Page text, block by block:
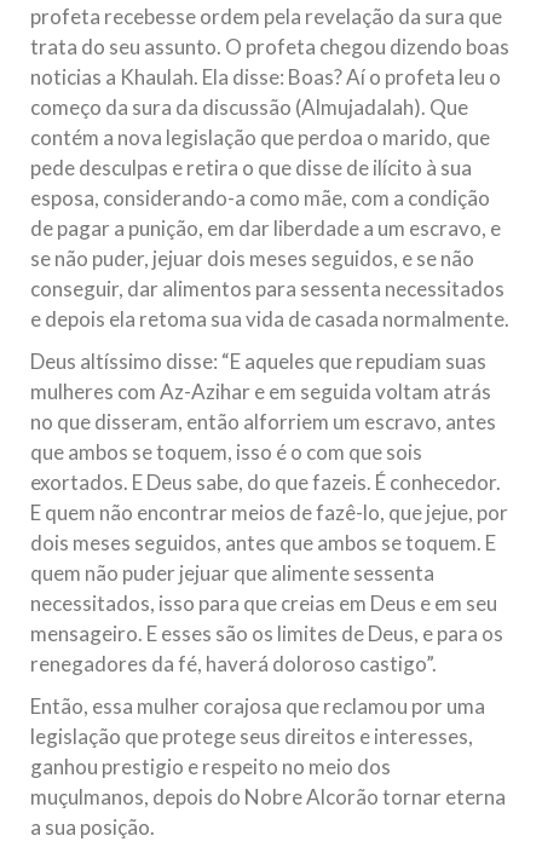
profeta recebesse ordem pela revelação da sura que
trata do seu assunto. O profeta chegou dizendo boas
noticias a Khaulah. Ela disse: Boas? Aí o profeta leu o
começo da sura da discussão (Almujadalah). Que
contém a nova legislação que perdoa o marido, que
pede desculpas e retira o que disse de ilícito à sua
esposa, considerando-a como mãe, com a condição
de pagar a punição, em dar liberdade a um escravo, e
se não puder, jejuar dois meses seguidos, e se não
conseguir, dar alimentos para sessenta necessitados
e depois ela retoma sua vida de casada normalmente.
Deus altíssimo disse: “E aqueles que repudiam suas
mulheres com Az-Azihar e em seguida voltam atrás
no que disseram, então alforriem um escravo, antes
que ambos se toquem, isso é o com que sois
exortados. E Deus sabe, do que fazeis. É conhecedor.
E quem não encontrar meios de fazê-lo, que jejue, por
dois meses seguidos, antes que ambos se toquem. E
quem não puder jejuar que alimente sessenta
necessitados, isso para que creias em Deus e em seu
mensageiro. E esses são os limites de Deus, e para os
renegadores da fé, haverá doloroso castigo”.
Então, essa mulher corajosa que reclamou por uma
legislação que protege seus direitos e interesses,
ganhou prestigio e respeito no meio dos
muçulmanos, depois do Nobre Alcorão tornar eterna
a sua posição.